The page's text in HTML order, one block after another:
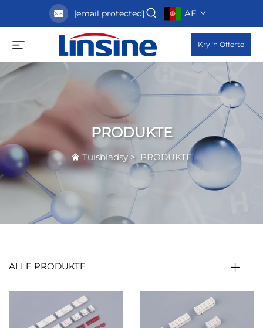
[email protected] AF
Kry 'n Offerte
PRODUKTE
Tuisbladsy > PRODUKTE
ALLE PRODUKTE